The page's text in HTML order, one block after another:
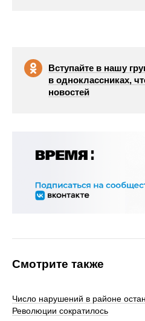
Вступайте в нашу
в одноклассниках,
новостей
Смотрите также
Число нарушений в районе
Революции сократилось